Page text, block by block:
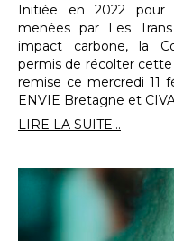
Initiée en 2022 pour
menées par Les
impact carbone, la
permis de récolter
remise ce mercredi 11
ENVIE Bretagne et
LIRE LA SUITE...